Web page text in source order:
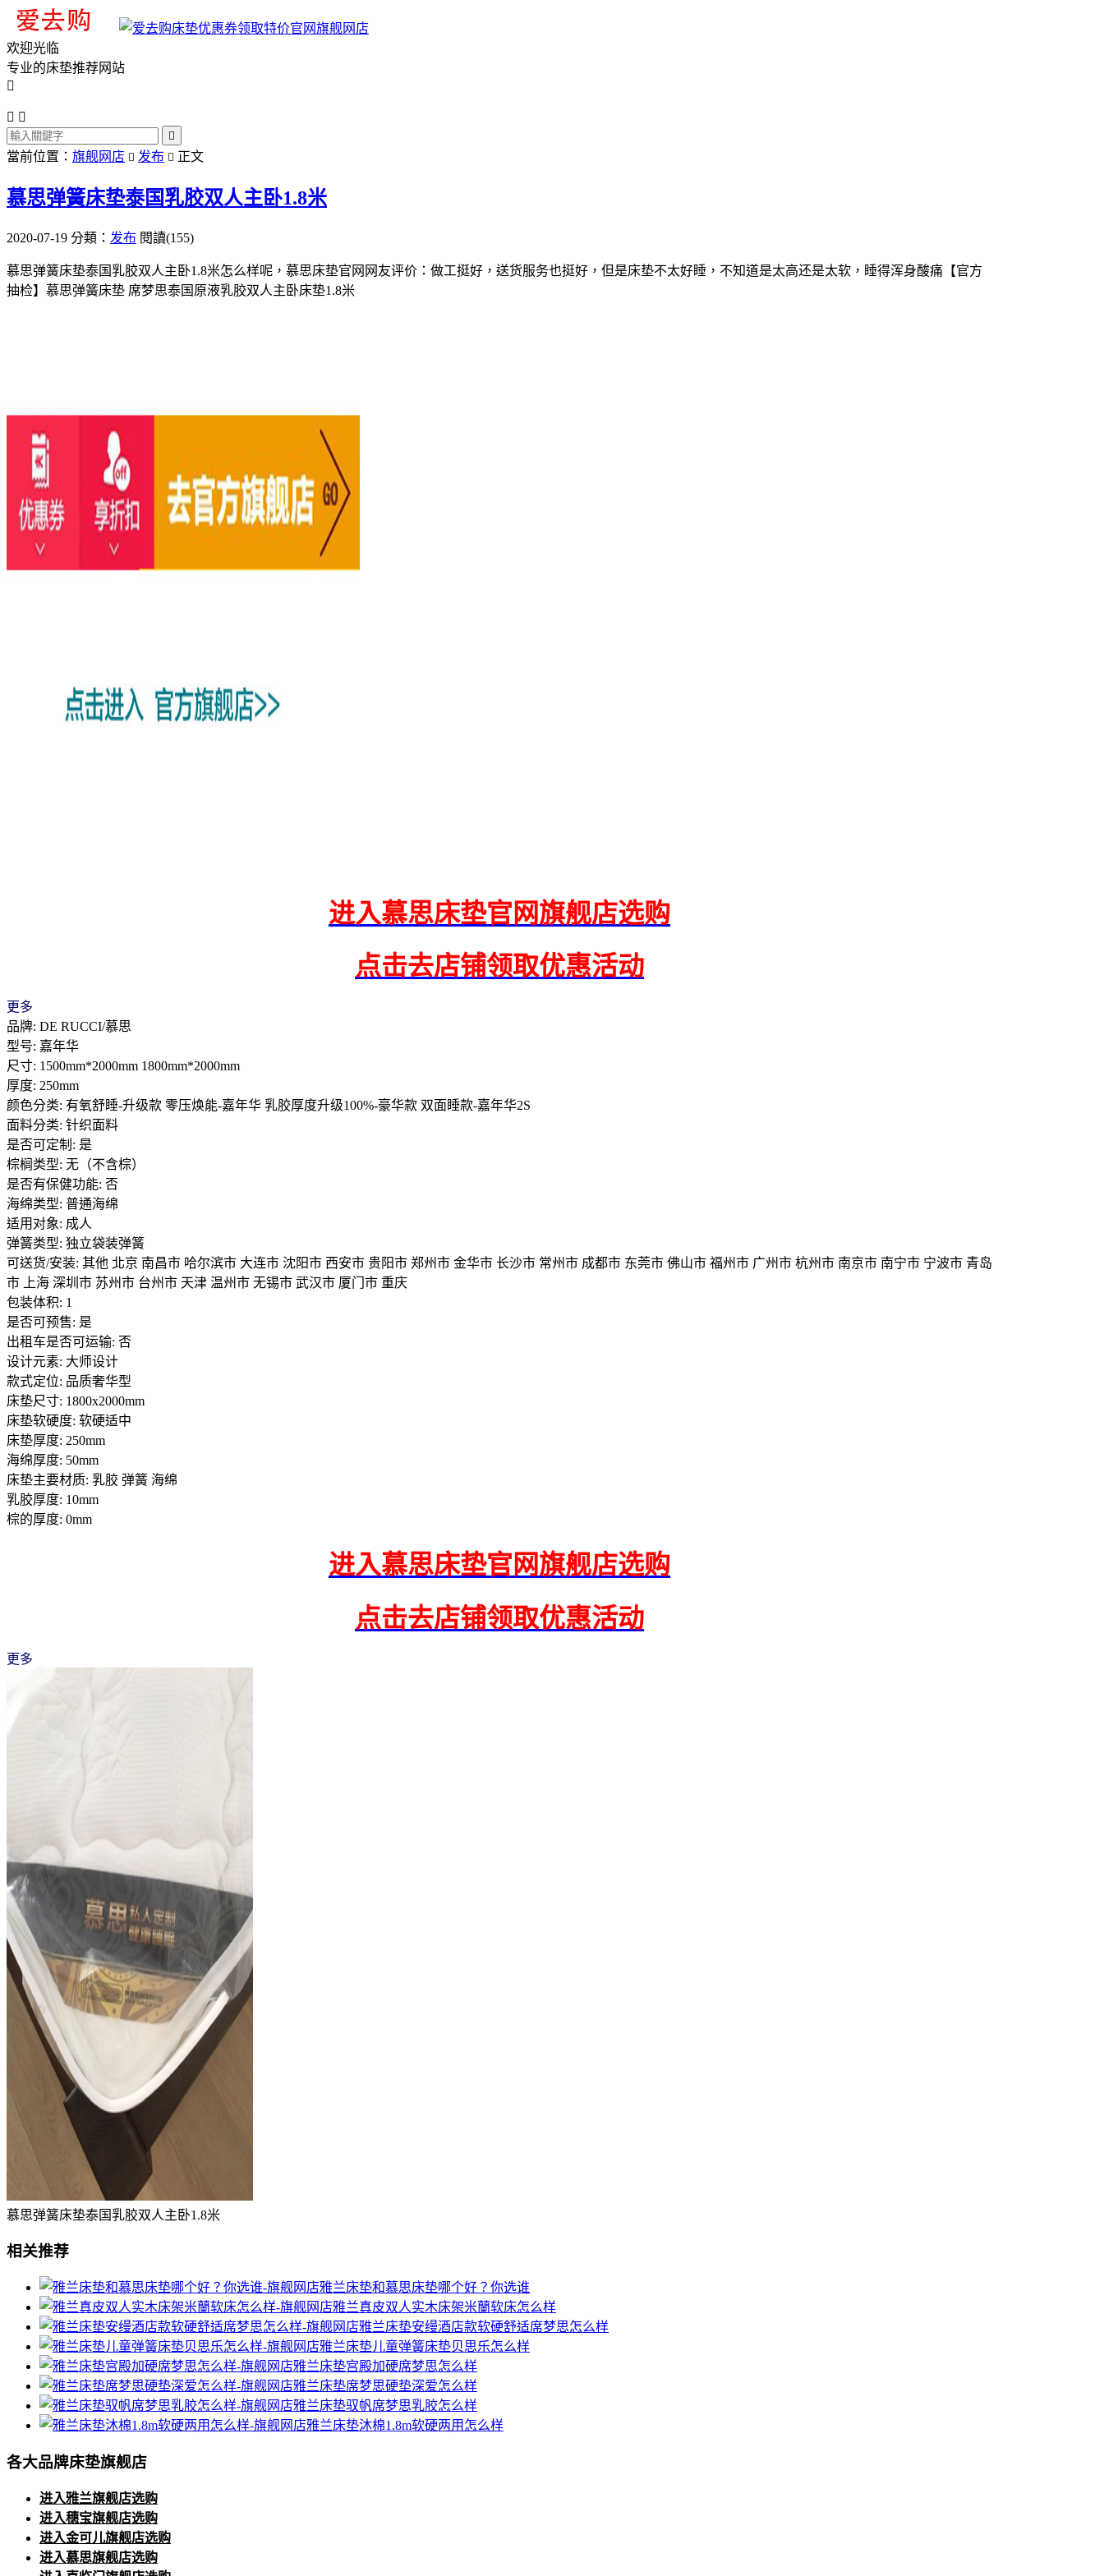
旗舰网店
欢迎光临
专业的床垫推荐网站

 

當前位置： 旗舰网店  发布  正文
慕思弹簧床垫泰国乳胶双人主卧1.8米
2020-07-19 分類： 发布 閱讀(155)
慕思弹簧床垫泰国乳胶双人主卧1.8米怎么样呢，慕思床垫官网网友评价：做工挺好，送货服务也挺好，但是床垫不太好睡，不知道是太高还是太软，睡得浑身酸痛【官方
抽检】慕思弹簧床垫 席梦思泰国原液乳胶双人主卧床垫1.8米
进入慕思床垫官网旗舰店选购
点击去店铺领取优惠活动
更多
品牌: DE RUCCI/慕思
型号: 嘉年华
尺寸: 1500mm*2000mm 1800mm*2000mm
厚度: 250mm
颜色分类: 有氧舒睡-升级款 零压焕能-嘉年华 乳胶厚度升级100%-豪华款 双面睡款-嘉年华2S
面料分类: 针织面料
是否可定制: 是
棕榈类型: 无（不含棕）
是否有保健功能: 否
海绵类型: 普通海绵
适用对象: 成人
弹簧类型: 独立袋装弹簧
可送货/安装: 其他 北京 南昌市 哈尔滨市 大连市 沈阳市 西安市 贵阳市 郑州市 金华市 长沙市 常州市 成都市 东莞市 佛山市 福州市 广州市 杭州市 南京市 南宁市 宁波市 青岛
市 上海 深圳市 苏州市 台州市 天津 温州市 无锡市 武汉市 厦门市 重庆
包装体积: 1
是否可预售: 是
出租车是否可运输: 否
设计元素: 大师设计
款式定位: 品质奢华型
床垫尺寸: 1800x2000mm
床垫软硬度: 软硬适中
床垫厚度: 250mm
海绵厚度: 50mm
床垫主要材质: 乳胶 弹簧 海绵
乳胶厚度: 10mm
棕的厚度: 0mm
进入慕思床垫官网旗舰店选购
点击去店铺领取优惠活动
更多
慕思弹簧床垫泰国乳胶双人主卧1.8米
相关推荐
雅兰床垫和慕思床垫哪个好？你选谁
雅兰真皮双人实木床架米蘭软床怎么样
雅兰床垫安缦酒店款软硬舒适席梦思怎么样
雅兰床垫儿童弹簧床垫贝思乐怎么样
雅兰床垫宫殿加硬席梦思怎么样
雅兰床垫席梦思硬垫深爱怎么样
雅兰床垫驭帆席梦思乳胶怎么样
雅兰床垫沐棉1.8m软硬两用怎么样
各大品牌床垫旗舰店
进入雅兰旗舰店选购
进入穗宝旗舰店选购
进入金可儿旗舰店选购
进入慕思旗舰店选购